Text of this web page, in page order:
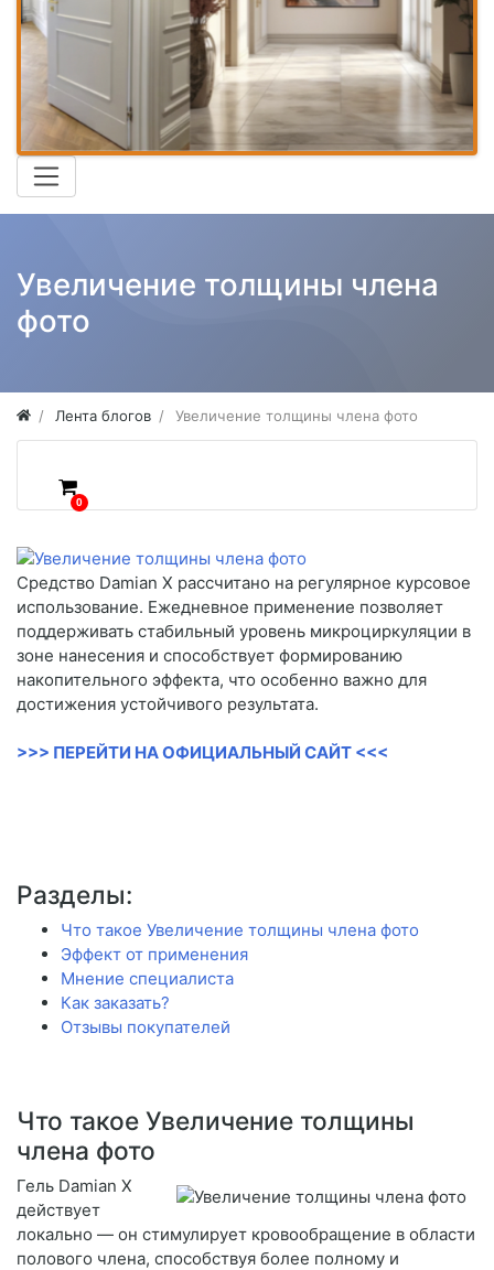
Увеличение толщины члена
фото
Лента блогов Увеличение толщины члена фото
0
Средство Damian X рассчитано на регулярное курсовое
использование. Ежедневное применение позволяет
поддерживать стабильный уровень микроциркуляции в
зоне нанесения и способствует формированию
накопительного эффекта, что особенно важно для
достижения устойчивого результата.
>>> ПЕРЕЙТИ НА ОФИЦИАЛЬНЫЙ САЙТ <<<
Разделы:
Что такое Увеличение толщины члена фото
Эффект от применения
Мнение специалиста
Как заказать?
Отзывы покупателей
Что такое Увеличение толщины
члена фото
Гель Damian X
действует
локально — он стимулирует кровообращение в области
полового члена, способствуя более полному и